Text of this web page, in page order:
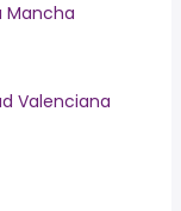
Mancha
Valenciana